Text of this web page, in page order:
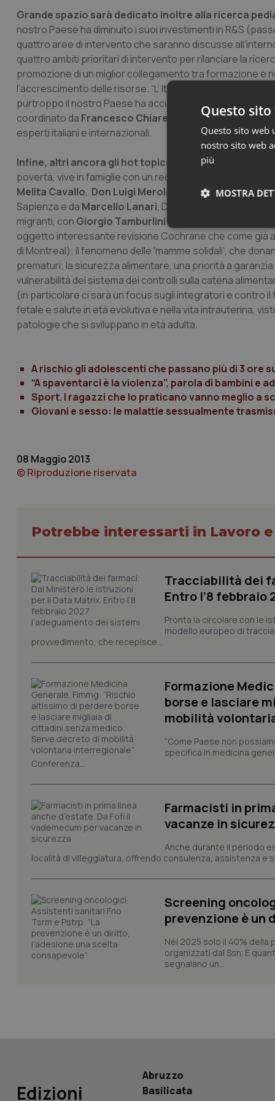
Grande spazio sarà dedicato inoltre alla ricerca
nostro Paese ha diminuito i suoi investimenti in R&S
quattro aree di intervento che saranno discusse
quattro ambiti prioritari di intervento per rilanciare la
promozione di un miglior collegamento tra formazione e
l’accrescimento delle risorse. “L’ Italia dovrebbe
purtroppo il nostro Paese ha accumulato negli ultimi
coordinato da Francesco Chiarelli (Presidente SIRP,
esperti italiani e internazionali.
Infine, altri ancora gli hot topics:
la condizione
povertà, vive in famiglie con un reddito troppo basso
Melita Cavallo, Don Luigi Merola Valerio Neridi Save
Sapienza e da Marcello Lanari, Direttore della rivista
migranti, con Giorgio Tamburlini(Centro per la salute
oggetto interessante revisione Cochrane che come già
di Montreal); il fenomeno delle 'mamme solidali', che
prematuri; la sicurezza alimentare, una priorità a
vulnerabilità del sistema dei controlli sulla catena
(in particolare ci sarà un focus sugli integratori e contro
fetale e salute in età evolutiva e nella vita intrauterina,
patologie che si sviluppano in età adulta.
A rischio gli adolescenti che passano più di 3 ore
“A spaventarci è la violenza”, parola di bambini e
Sport. I ragazzi che lo praticano vanno meglio a
Giovani e sesso: le malattie sessualmente
08 Maggio 2013
© Riproduzione riservata
Potrebbe interessarti in Lavoro
Tracciabilità dei
Entro l’8 febbraio
Pronta la circolare con le
modello europeo di
provvedimento, che recepisce...
Formazione
borse e lasciare
mobilità
“Come Paese non
specifica in medicina
Conferenza...
Farmacisti in
vacanze in
Anche durante il periodo
località di villeggiatura, offrendo consulenza, assistenza e
Screening
prevenzione è un
Nel 2025 solo il 40% della
organizzati dal Ssn. È
segnalano un...
Edizioni
Abruzzo
Basilicata
Questo
Questo sito web
nostro sito web
più
MOSTRA
Nome
tracking-sites-
_ga_0VMQEQKQ1N
__Secure-YNID
YSC
__Secure-
ROLLOUT_TOKEN